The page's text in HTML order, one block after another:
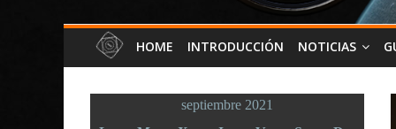
HOME INTRODUCCIÓN NOTICIAS
septiembre 2021